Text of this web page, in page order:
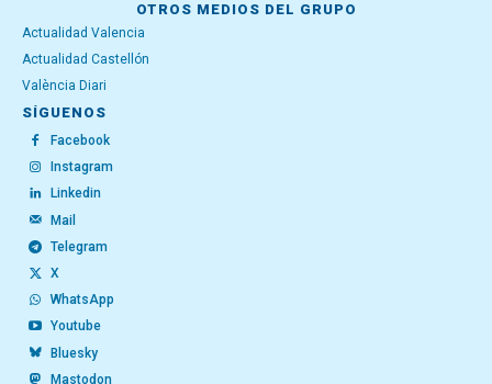
OTROS MEDIOS DEL GRUPO
Actualidad Valencia
Actualidad Castellón
València Diari
SÍGUENOS
Facebook
Instagram
Linkedin
Mail
Telegram
X
WhatsApp
Youtube
Bluesky
Mastodon